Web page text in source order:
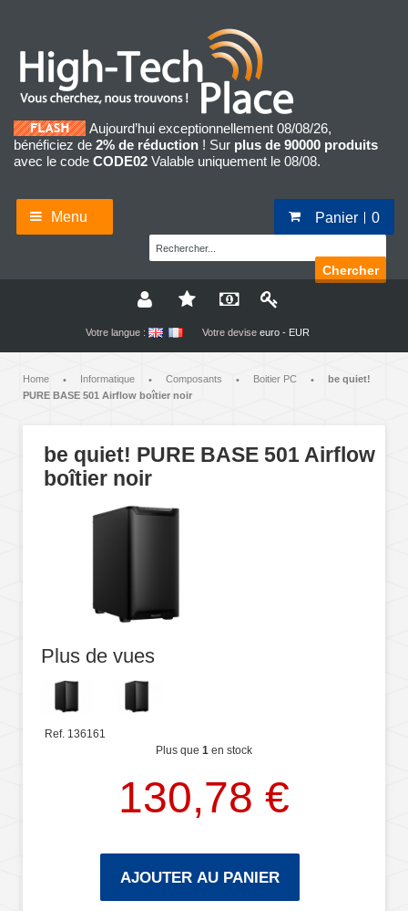
Aujourd’hui exceptionnellement 08/08/26,
bénéficiez de 2% de réduction ! Sur plus de 90000 produits
avec le code CODE02 Valable uniquement le 08/08.
Menu Panier 0
Chercher
Votre langue : Votre devise euro - EUR
Home • Informatique • Composants • Boitier PC •
be quiet!
PURE BASE 501 Airflow boîtier noir
be quiet! PURE BASE 501 Airflow
boîtier noir
Plus de vues
Ref. 136161
Plus que 1 en stock
130,78 €
AJOUTER AU PANIER